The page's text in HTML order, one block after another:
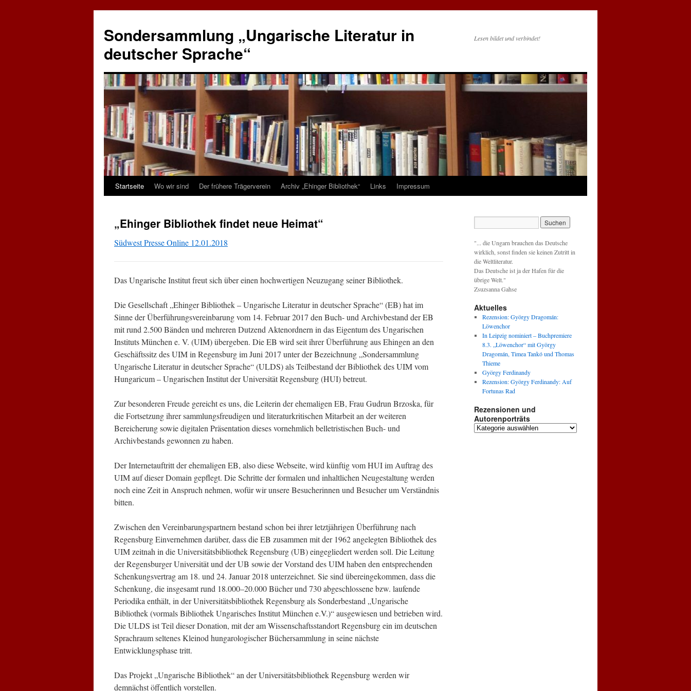
Sondersammlung „Ungarische Literatur in
deutscher Sprache“
Lesen bildet und verbindet!
Zum
springen
Startseite Wo wir sind Der frühere Trägerverein Archiv „Ehinger Bibliothek“ Links Impressum
„Ehinger Bibliothek findet neue Heimat“
Südwest Presse Online 12.01.2018
Das Ungarische Institut freut sich über einen hochwertigen Neuzugang seiner Bibliothek.
Die Gesellschaft „Ehinger Bibliothek – Ungarische Literatur in deutscher Sprache“ (EB) hat im
Sinne der Überführungsvereinbarung vom 14. Februar 2017 den Buch- und Archivbestand der EB
mit rund 2.500 Bänden und mehreren Dutzend Aktenordnern in das Eigentum des Ungarischen
Instituts München e. V. (UIM) übergeben. Die EB wird seit ihrer Überführung aus Ehingen an den
Geschäftssitz des UIM in Regensburg im Juni 2017 unter der Bezeichnung „Sondersammlung
Ungarische Literatur in deutscher Sprache“ (ULDS) als Teilbestand der Bibliothek des UIM vom
Hungaricum – Ungarischen Institut der Universität Regensburg (HUI) betreut.
Zur besonderen Freude gereicht es uns, die Leiterin der ehemaligen EB, Frau Gudrun Brzoska, für
die Fortsetzung ihrer sammlungsfreudigen und literaturkritischen Mitarbeit an der weiteren
Bereicherung sowie digitalen Präsentation dieses vornehmlich belletristischen Buch- und
Archivbestands gewonnen zu haben.
Der Internetauftritt der ehemaligen EB, also diese Webseite, wird künftig vom HUI im Auftrag des
UIM auf dieser Domain gepflegt. Die Schritte der formalen und inhaltlichen Neugestaltung werden
noch eine Zeit in Anspruch nehmen, wofür wir unsere Besucherinnen und Besucher um Verständnis
bitten.
Zwischen den Vereinbarungspartnern bestand schon bei ihrer letztjährigen Überführung nach
Regensburg Einvernehmen darüber, dass die EB zusammen mit der 1962 angelegten Bibliothek des
UIM zeitnah in die Universitätsbibliothek Regensburg (UB) eingegliedert werden soll. Die Leitung
der Regensburger Universität und der UB sowie der Vorstand des UIM haben den entsprechenden
Schenkungsvertrag am 18. und 24. Januar 2018 unterzeichnet. Sie sind übereingekommen, dass die
Schenkung, die insgesamt rund 18.000–20.000 Bücher und 730 abgeschlossene bzw. laufende
Periodika enthält, in der Universitätsbibliothek Regensburg als Sonderbestand „Ungarische
Bibliothek (vormals Bibliothek Ungarisches Institut München e.V.)“ ausgewiesen und betrieben wird.
Die ULDS ist Teil dieser Donation, mit der am Wissenschaftsstandort Regensburg ein im deutschen
Sprachraum seltenes Kleinod hungarologischer Büchersammlung in seine nächste
Entwicklungsphase tritt.
Das Projekt „Ungarische Bibliothek“ an der Universitätsbibliothek Regensburg werden wir
demnächst öffentlich vorstellen.
"... die Ungarn brauchen das Deutsche
wirklich, sonst finden sie keinen Zutritt in
die Weltliteratur.
Das Deutsche ist ja der Hafen für die
übrige Welt."
Zsuzsanna Gahse
Aktuelles
Rezension: György Dragomán:
Löwenchor
In Leipzig nominiert – Buchpremiere
8.3. „Löwenchor“ mit György
Dragomán, Timea Tankó und Thomas
Thieme
György Ferdinandy
Rezension: György Ferdinandy: Auf
Fortunas Rad
Rezensionen und
Autorenporträts
Rezensionen